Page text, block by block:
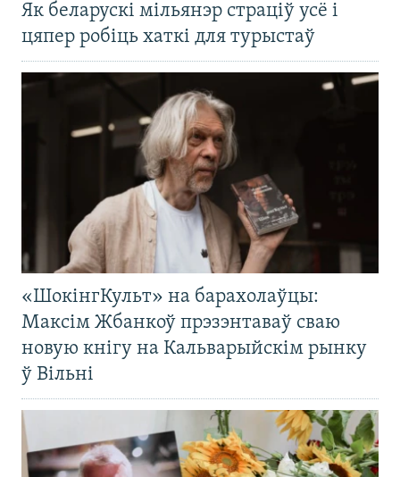
Як беларускі мільянэр страціў усё і
цяпер робіць хаткі для турыстаў
«ШокінгКульт» на барахолаўцы:
Максім Жбанкоў прэзэнтаваў сваю
новую кнігу на Кальварыйскім рынку
ў Вільні